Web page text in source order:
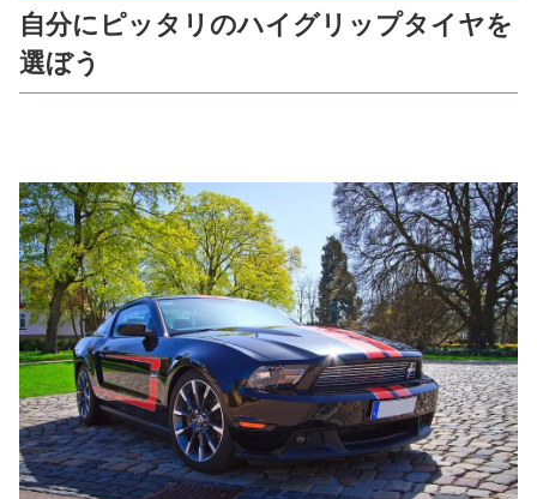
自分にピッタリのハイグリップタイヤを
選ぼう